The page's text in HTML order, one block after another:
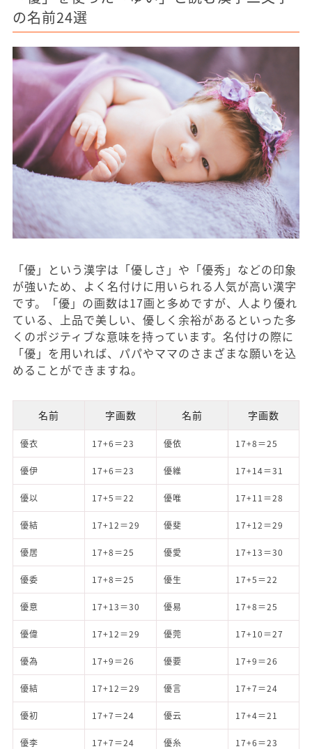
の名前24選
「優」という漢字は「優しさ」や「優秀」などの印象
が強いため、よく名付けに用いられる人気が高い漢字
です。「優」の画数は17画と多めですが、人より優れ
ている、上品で美しい、優しく余裕があるといった多
くのポジティブな意味を持っています。名付けの際に
「優」を用いれば、パパやママのさまざまな願いを込
めることができますね。
名前 字画数 名前 字画数
優衣 17+6＝23 優依 17+8＝25
優伊 17+6＝23 優維 17+14＝31
優以 17+5＝22 優唯 17+11＝28
優結 17+12＝29 優斐 17+12＝29
優居 17+8＝25 優愛 17+13＝30
優委 17+8＝25 優生 17+5＝22
優意 17+13＝30 優易 17+8＝25
優偉 17+12＝29 優莞 17+10＝27
優為 17+9＝26 優要 17+9＝26
優結 17+12＝29 優言 17+7＝24
優初 17+7＝24 優云 17+4＝21
優李 17+7＝24 優糸 17+6＝23